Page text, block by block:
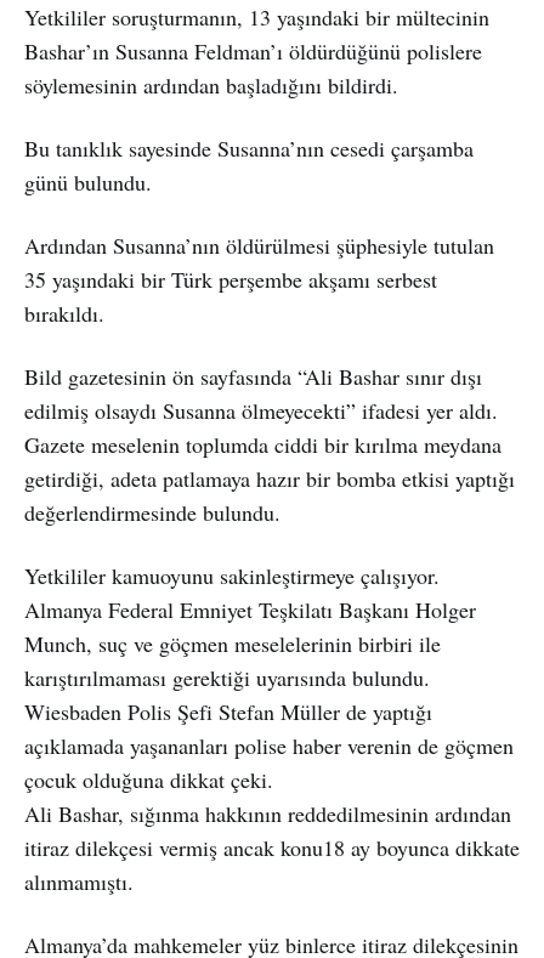
Yetkililer soruşturmanın, 13 yaşındaki bir mültecinin
Bashar’ın Susanna Feldman’ı öldürdüğünü polislere
söylemesinin ardından başladığını bildirdi.
Bu tanıklık sayesinde Susanna’nın cesedi çarşamba
günü bulundu.
Ardından Susanna’nın öldürülmesi şüphesiyle tutulan
35 yaşındaki bir Türk perşembe akşamı serbest
bırakıldı.
Bild gazetesinin ön sayfasında “Ali Bashar sınır dışı
edilmiş olsaydı Susanna ölmeyecekti” ifadesi yer aldı.
Gazete meselenin toplumda ciddi bir kırılma meydana
getirdiği, adeta patlamaya hazır bir bomba etkisi yaptığı
değerlendirmesinde bulundu.
Yetkililer kamuoyunu sakinleştirmeye çalışıyor.
Almanya Federal Emniyet Teşkilatı Başkanı Holger
Munch, suç ve göçmen meselelerinin birbiri ile
karıştırılmaması gerektiği uyarısında bulundu.
Wiesbaden Polis Şefi Stefan Müller de yaptığı
açıklamada yaşananları polise haber verenin de göçmen
çocuk olduğuna dikkat çeki.
Ali Bashar, sığınma hakkının reddedilmesinin ardından
itiraz dilekçesi vermiş ancak konu18 ay boyunca dikkate
alınmamıştı.
Almanya’da mahkemeler yüz binlerce itiraz dilekçesinin